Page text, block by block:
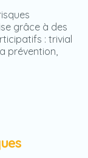
grâce à des
: trivial
prévention,